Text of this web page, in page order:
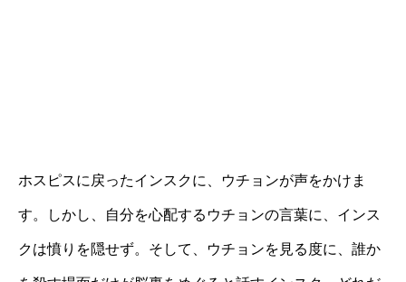
ホスピスに戻ったインスクに、ウチョンが声をかけま
す。しかし、自分を心配するウチョンの言葉に、インス
クは憤りを隠せず。そして、ウチョンを見る度に、誰か